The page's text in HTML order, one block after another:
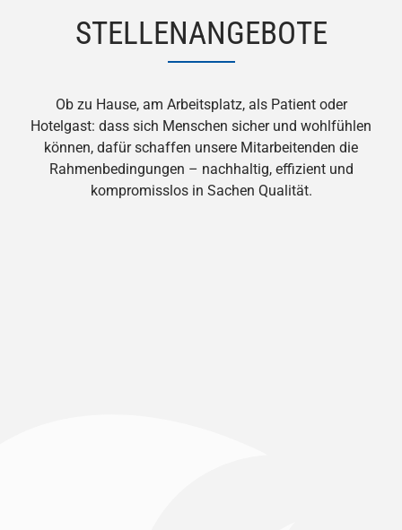
STELLENANGEBOTE
Ob zu Hause, am Arbeitsplatz, als Patient oder
Hotelgast: dass sich Menschen sicher und wohlfühlen
können, dafür schaffen unsere Mitarbeitenden die
Rahmenbedingungen – nachhaltig, effizient und
kompromisslos in Sachen Qualität.